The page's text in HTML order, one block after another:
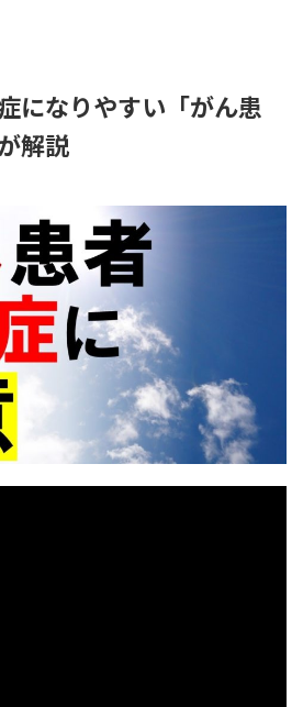
になりやすい「がん患
解説